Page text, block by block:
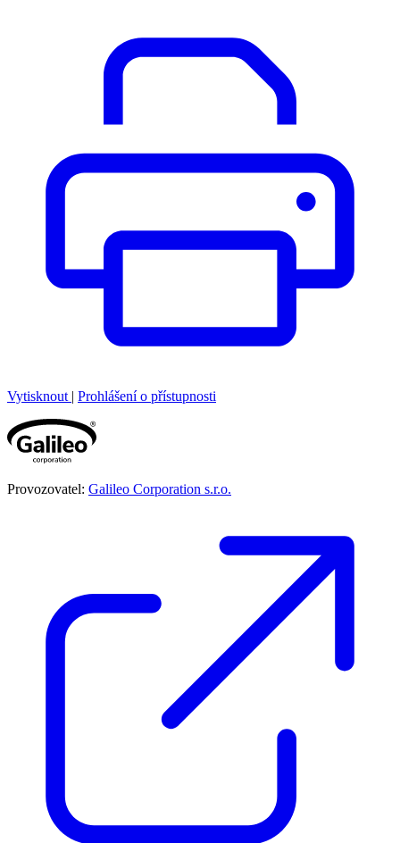
Vytisknout Prohlášení o přístupnosti
Provozovatel: Galileo Corporation s.r.o.